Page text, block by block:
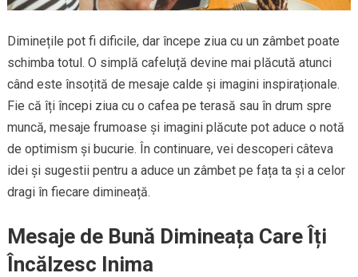
Diminețile pot fi dificile, dar începe ziua cu un zâmbet poate
schimba totul. O simplă cafeluță devine mai plăcută atunci
când este însoțită de mesaje calde și imagini inspiraționale.
Fie că îți începi ziua cu o cafea pe terasă sau în drum spre
muncă, mesaje frumoase și imagini plăcute pot aduce o notă
de optimism și bucurie. În continuare, vei descoperi câteva
idei și sugestii pentru a aduce un zâmbet pe fața ta și a celor
dragi în fiecare dimineață.
Mesaje de Bună Dimineața Care Îți
Încălzesc Inima